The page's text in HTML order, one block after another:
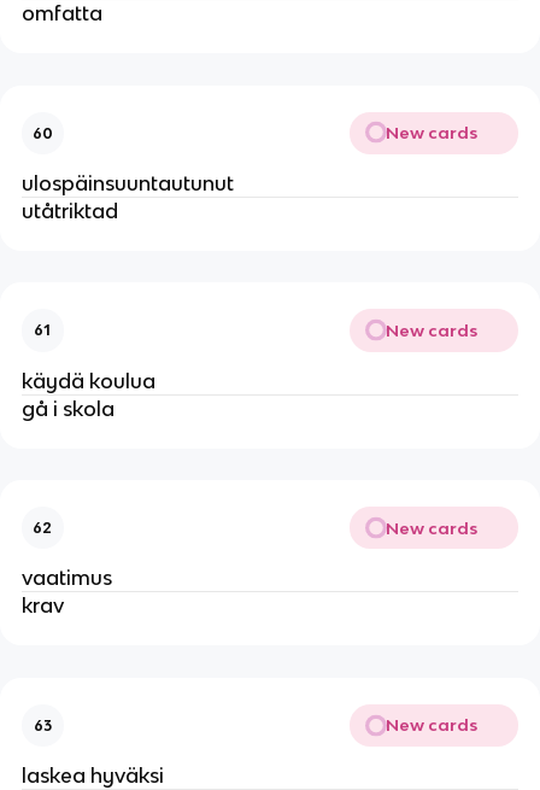
omfatta
60 New cards
ulospäinsuuntautunut
utåtriktad
61 New cards
käydä koulua
gå i skola
62 New cards
vaatimus
krav
63 New cards
laskea hyväksi